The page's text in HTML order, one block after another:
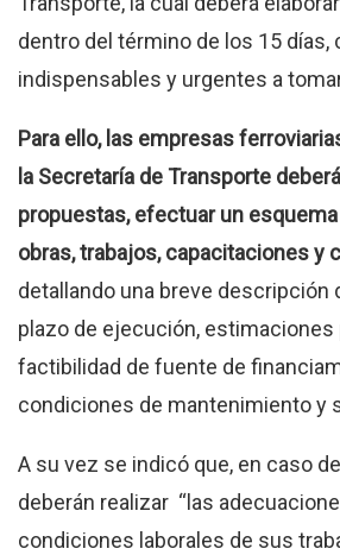
dentro del término de los 15 días,
indispensables y urgentes a
Para ello, las empresas
la Secretaría de Transporte
propuestas, efectuar un
obras, trabajos, capacitaciones y
detallando una breve descripción
plazo de ejecución,
factibilidad de fuente de
condiciones de mantenimiento y
A su vez se indicó que, en caso
deberán realizar “las
condiciones laborales de sus